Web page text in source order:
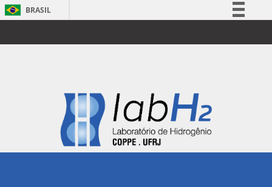
BRASIL
Comunica BR
Legislação
Canais